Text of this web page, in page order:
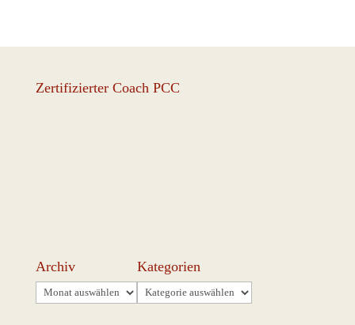
Zertifizierter Coach PCC
Archiv
Archiv
Kategorien
Kategorien